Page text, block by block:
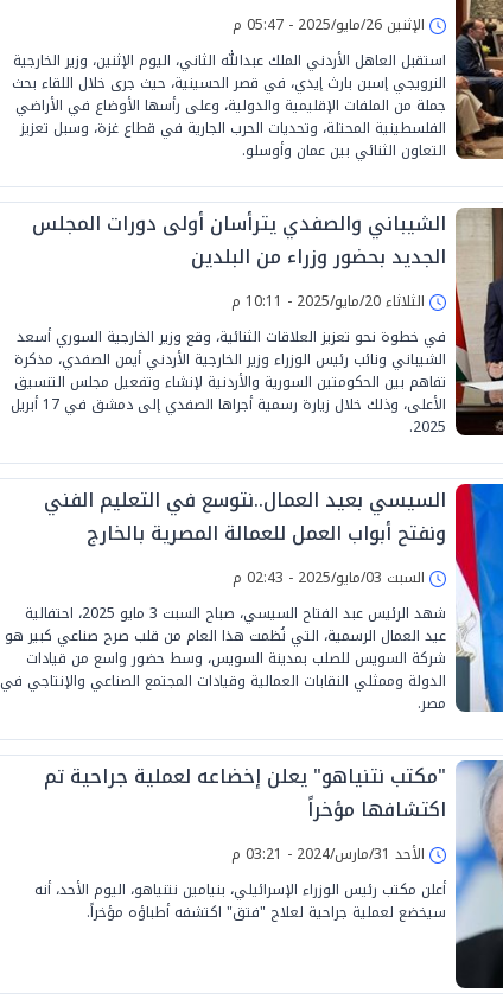
الإثنين 26/مايو/2025 - 05:47 م
استقبل العاهل الأردني الملك عبدﷲ الثاني، اليوم الإثنين، وزير الخارجية
النرويجي إسبن بارث إيدي، في قصر الحسينية، حيث جرى خلال اللقاء بحث
جملة من الملفات الإقليمية والدولية، وعلى رأسها الأوضاع في الأراضي
الفلسطينية المحتلة، وتحديات الحرب الجارية في قطاع غزة، وسبل تعزيز
التعاون الثنائي بين عمان وأوسلو.
الشيباني والصفدي يترأسان أولى دورات المجلس
الجديد بحضور وزراء من البلدين
الثلاثاء 20/مايو/2025 - 10:11 م
في خطوة نحو تعزيز العلاقات الثنائية، وقع وزير الخارجية السوري أسعد
الشيباني ونائب رئيس الوزراء وزير الخارجية الأردني أيمن الصفدي، مذكرة
تفاهم بين الحكومتين السورية والأردنية لإنشاء وتفعيل مجلس التنسيق
الأعلى، وذلك خلال زيارة رسمية أجراها الصفدي إلى دمشق في 17 أبريل
2025.
السيسي بعيد العمال..نتوسع في التعليم الفني
ونفتح أبواب العمل للعمالة المصرية بالخارج
السبت 03/مايو/2025 - 02:43 م
شهد الرئيس عبد الفتاح السيسي، صباح السبت 3 مايو 2025، احتفالية
عيد العمال الرسمية، التي نُظمت هذا العام من قلب صرح صناعي كبير هو
شركة السويس للصلب بمدينة السويس، وسط حضور واسع من قيادات
الدولة وممثلي النقابات العمالية وقيادات المجتمع الصناعي والإنتاجي في
مصر.
"مكتب نتنياهو" يعلن إخضاعه لعملية جراحية تم
اكتشافها مؤخراً
الأحد 31/مارس/2024 - 03:21 م
أعلن مكتب رئيس الوزراء الإسرائيلي، بنيامين نتنياهو، اليوم الأحد، أنه
سيخضع لعملية جراحية لعلاج "فتق" اكتشفه أطباؤه مؤخراً.